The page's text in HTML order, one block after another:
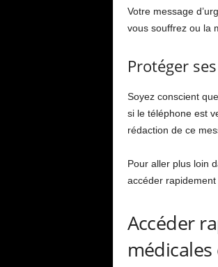
Votre message
vous souffrez ou la
Protéger
Soyez conscient
si le téléphone est
rédaction de ce
Pour aller plus loin
accéder
Accéder
médicales